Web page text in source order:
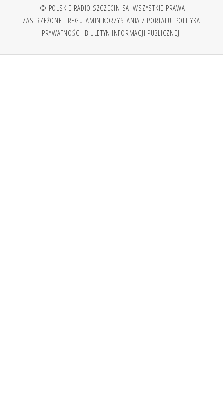
© POLSKIE RADIO SZCZECIN SA. WSZYSTKIE PRAWA
ZASTRZEŻONE. REGULAMIN KORZYSTANIA Z PORTALU POLITYKA
PRYWATNOŚCI BIULETYN INFORMACJI PUBLICZNEJ